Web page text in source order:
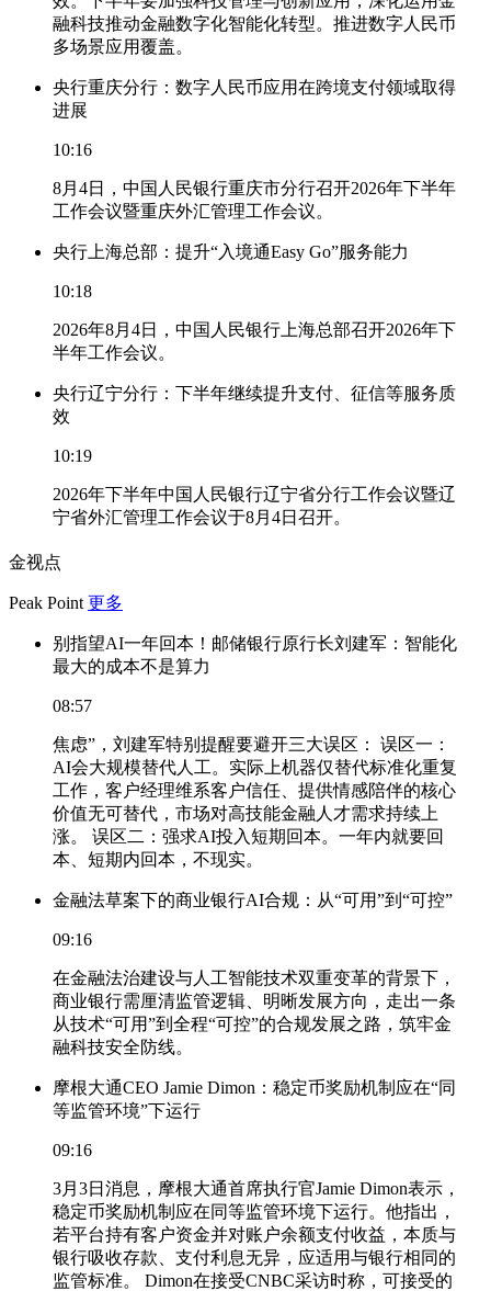
融科技推动金融数字化智能化转型。推进数字人民币
多场景应用覆盖。
央行重庆分行：数字人民币应用在跨境支付领域取得
进展
10:16
8月4日，中国人民银行重庆市分行召开2026年下半年
工作会议暨重庆外汇管理工作会议。
央行上海总部：提升“入境通Easy Go”服务能力
10:18
2026年8月4日，中国人民银行上海总部召开2026年下
半年工作会议。
央行辽宁分行：下半年继续提升支付、征信等服务质
效
10:19
2026年下半年中国人民银行辽宁省分行工作会议暨辽
宁省外汇管理工作会议于8月4日召开。
金视点
Peak Point 更多
别指望AI一年回本！邮储银行原行长刘建军：智能化
最大的成本不是算力
08:57
焦虑”，刘建军特别提醒要避开三大误区： 误区一：
AI会大规模替代人工。实际上机器仅替代标准化重复
工作，客户经理维系客户信任、提供情感陪伴的核心
价值无可替代，市场对高技能金融人才需求持续上
涨。 误区二：强求AI投入短期回本。一年内就要回
本、短期内回本，不现实。
金融法草案下的商业银行AI合规：从“可用”到“可控”
09:16
在金融法治建设与人工智能技术双重变革的背景下，
商业银行需厘清监管逻辑、明晰发展方向，走出一条
从技术“可用”到全程“可控”的合规发展之路，筑牢金
融科技安全防线。
摩根大通CEO Jamie Dimon：稳定币奖励机制应在“同
等监管环境”下运行
09:16
3月3日消息，摩根大通首席执行官Jamie Dimon表示，
稳定币奖励机制应在同等监管环境下运行。他指出，
若平台持有客户资金并对账户余额支付收益，本质与
银行吸收存款、支付利息无异，应适用与银行相同的
监管标准。 Dimon在接受CNBC采访时称，可接受的